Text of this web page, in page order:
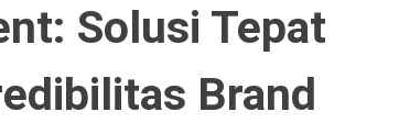
Solusi Tepat
Brand